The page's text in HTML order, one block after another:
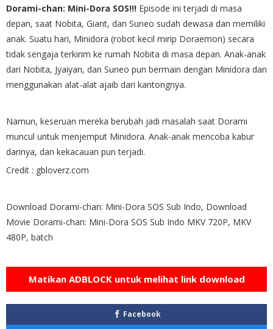
Dorami-chan: Mini-Dora SOS!!! Episode ini terjadi di masa
depan, saat Nobita, Giant, dan Suneo sudah dewasa dan memiliki
anak. Suatu hari, Minidora (robot kecil mirip Doraemon) secara
tidak sengaja terkirim ke rumah Nobita di masa depan. Anak-anak
dari Nobita, Jyaiyan, dan Suneo pun bermain dengan Minidora dan
menggunakan alat-alat ajaib dari kantongnya.
Namun, keseruan mereka berubah jadi masalah saat Dorami
muncul untuk menjemput Minidora. Anak-anak mencoba kabur
darinya, dan kekacauan pun terjadi.
Credit : gbloverz.com
Download Dorami-chan: Mini-Dora SOS Sub Indo, Download
Movie Dorami-chan: Mini-Dora SOS Sub Indo MKV 720P, MKV
480P, batch
Matikan ADBLOCK untuk melihat link download
Facebook